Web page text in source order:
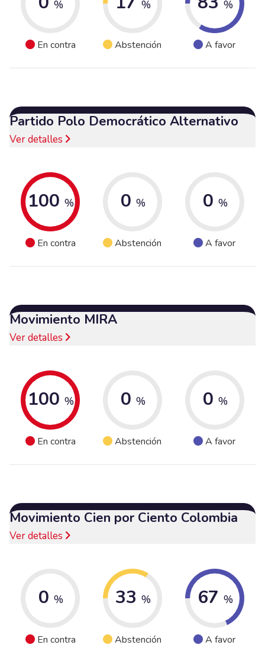
%
En contra
%
Abstención
%
A favor
Partido Polo Democrático Alternativo
Ver detalles
100 %
En contra
0 %
Abstención
0 %
A favor
Movimiento MIRA
Ver detalles
100 %
En contra
0 %
Abstención
0 %
A favor
Movimiento Cien por Ciento Colombia
Ver detalles
0 %
En contra
33 %
Abstención
67 %
A favor